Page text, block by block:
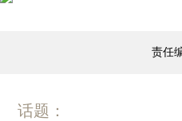
责任
话题：